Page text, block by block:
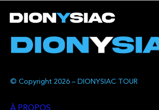
© Copyright 2026 – DIONYSIAC TOUR